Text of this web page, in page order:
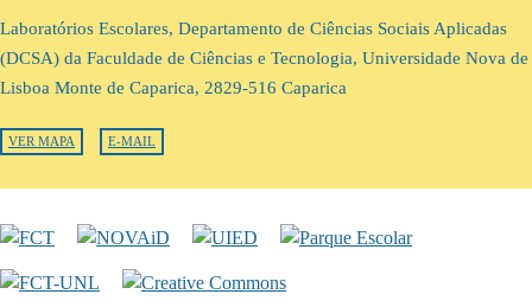
Laboratórios Escolares, Departamento de Ciências Sociais Aplicadas
(DCSA) da Faculdade de Ciências e Tecnologia, Universidade Nova de
Lisboa Monte de Caparica, 2829-516 Caparica
VER MAPA E-MAIL